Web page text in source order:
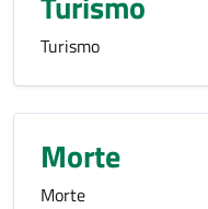
Turismo
Morte
Morte